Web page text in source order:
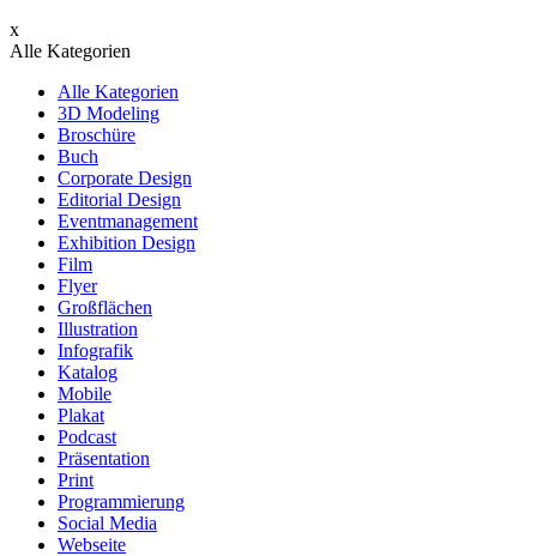
x
Alle Kategorien
Alle Kategorien
3D Modeling
Broschüre
Buch
Corporate Design
Editorial Design
Eventmanagement
Exhibition Design
Film
Flyer
Großflächen
Illustration
Infografik
Katalog
Mobile
Plakat
Podcast
Präsentation
Print
Programmierung
Social Media
Webseite